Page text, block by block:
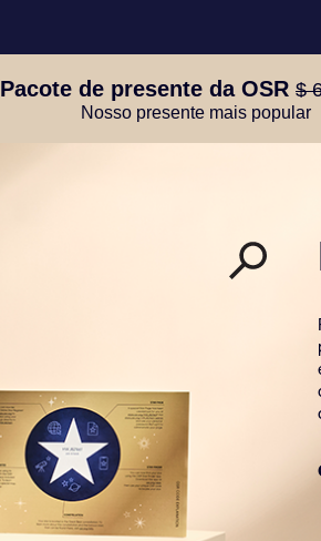
Pacote de presente da OSR $
Nosso presente mais popular